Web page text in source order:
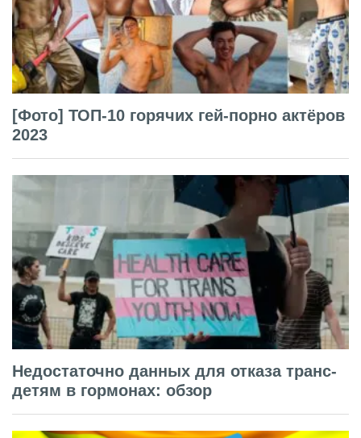
[Фото] ТОП-10 горячих гей-порно актёров
2023
Недостаточно данных для отказа транс-
детям в гормонах: обзор